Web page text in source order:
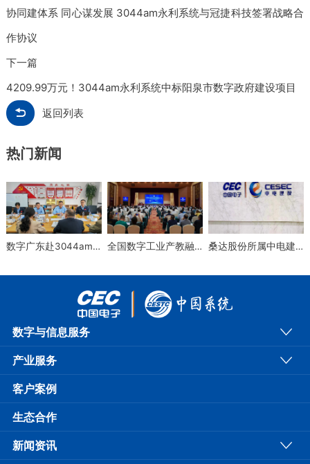
协同建体系 同心谋发展 3044am永利系统与冠捷科技签署战略合
作协议
下一篇
4209.99万元！3044am永利系统中标阳泉市数字政府建设项目
返回列表
热门新闻
数字广东赴3044am永利系统进行保密检查 全国数字工业产教融合共同体成立大会在漳州顺利召开 桑达股份所属中电建设入选国家级第五批专精特新“小巨人”名单
数字与信息服务
产业服务
客户案例
生态合作
新闻资讯